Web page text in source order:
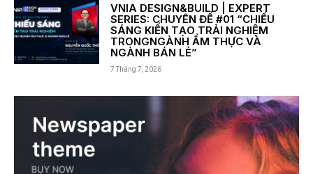
VNIA DESIGN&BUILD | EXPERT
SERIES: CHUYÊN ĐỀ #01 “CHIẾU
SÁNG KIẾN TẠO TRẢI NGHIỆM
TRONGNGÀNH ẨM THỰC VÀ
NGÀNH BÁN LẺ”
7 Tháng 7, 2026